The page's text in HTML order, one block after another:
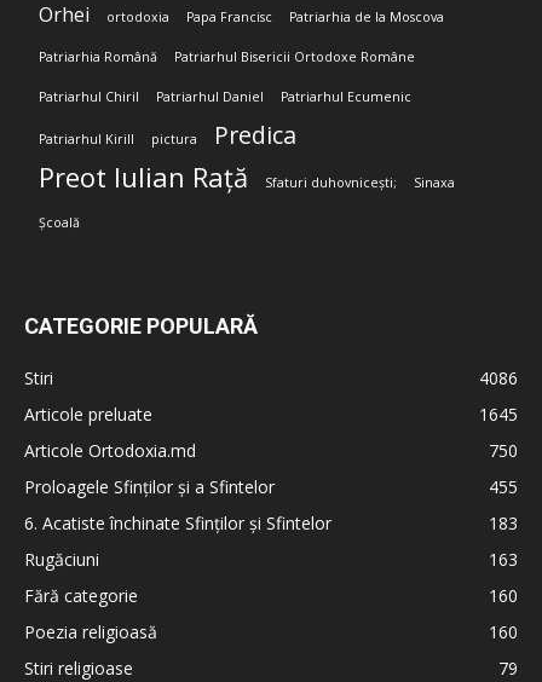
Orhei ortodoxia Papa Francisc Patriarhia de la Moscova
Patriarhia Română Patriarhul Bisericii Ortodoxe Române
Patriarhul Chiril Patriarhul Daniel Patriarhul Ecumenic
Patriarhul Kirill pictura Predica
Preot Iulian Rață Sfaturi duhovnicești; Sinaxa
Școală
CATEGORIE POPULARĂ
Stiri
4086
Articole preluate
1645
Articole Ortodoxia.md
750
Proloagele Sfinților și a Sfintelor
455
6. Acatiste închinate Sfinților și Sfintelor
183
Rugăciuni
163
Fără categorie
160
Poezia religioasă
160
Stiri religioase
79